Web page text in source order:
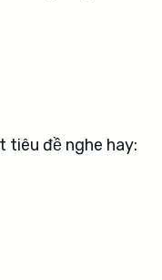
tiêu đề nghe hay: